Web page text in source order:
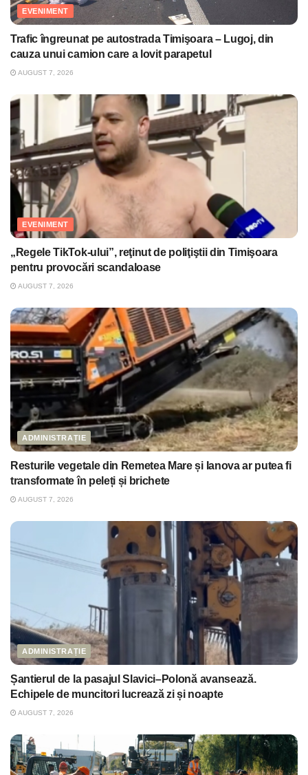
EVENIMENT
Trafic îngreunat pe autostrada Timişoara – Lugoj, din
cauza unui camion care a lovit parapetul
AUGUST 7, 2026
EVENIMENT
„Regele TikTok-ului”, reţinut de poliţiştii din Timişoara
pentru provocări scandaloase
AUGUST 7, 2026
ADMINISTRAȚIE
Resturile vegetale din Remetea Mare și Ianova ar putea fi
transformate în peleți și brichete
AUGUST 7, 2026
ADMINISTRAȚIE
Șantierul de la pasajul Slavici–Polonă avansează.
Echipele de muncitori lucrează zi și noapte
AUGUST 7, 2026